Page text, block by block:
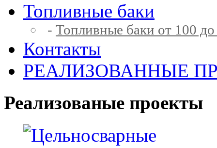
Топливные баки
- Топливные баки от 100
Контакты
РЕАЛИЗОВАННЫЕ
Реализованые проекты